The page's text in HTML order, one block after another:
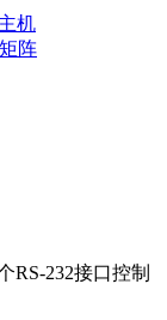
机
阵
RS-232接口控制